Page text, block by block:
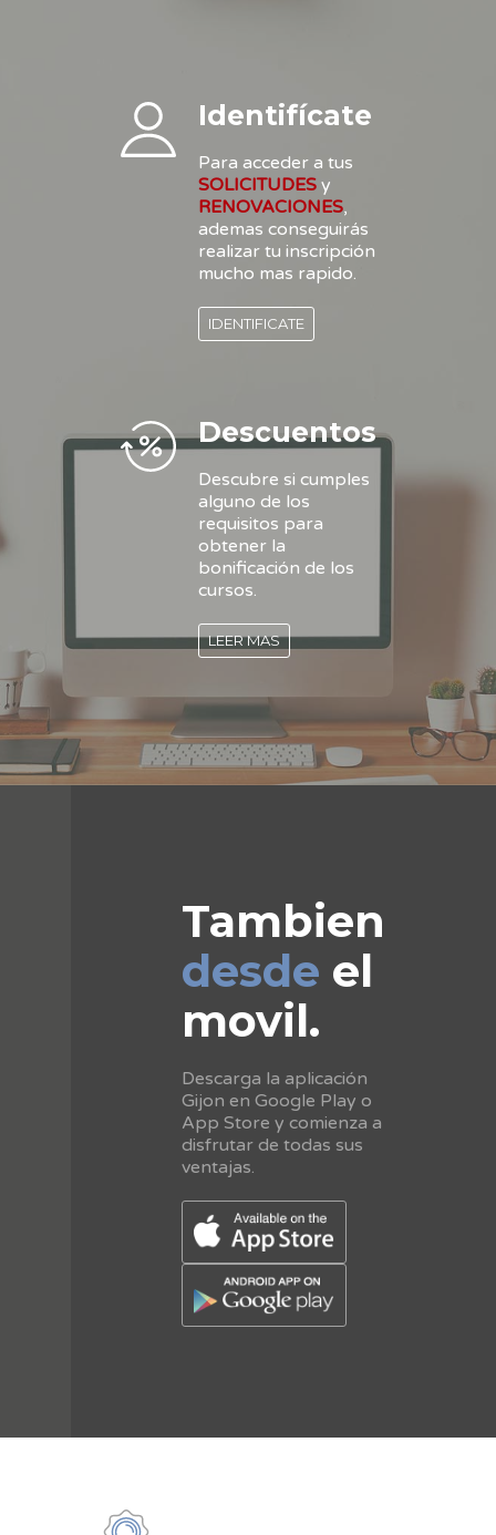
Identifícate
Para acceder a tus
SOLICITUDES y
RENOVACIONES,
ademas conseguirás
realizar tu inscripción
mucho mas rapido.
IDENTIFICATE
Descuentos
Descubre si cumples
alguno de los
requisitos para
obtener la
bonificación de los
cursos.
LEER MAS
Tambien
desde el
movil.
Descarga la aplicación
Gijon en Google Play o
App Store y comienza a
disfrutar de todas sus
ventajas.